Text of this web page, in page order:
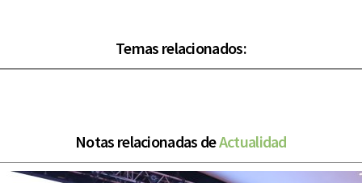
Temas relacionados:
Notas relacionadas deActualidad